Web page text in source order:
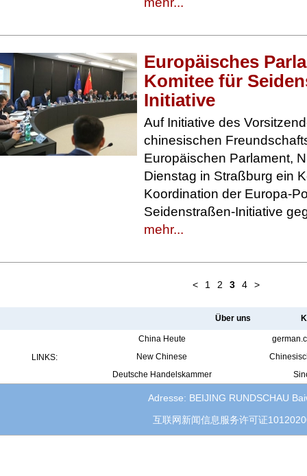
Europäisches
Komitee für
Initiative
Auf Initiative des
chinesischen
Europäischen Parlament,
Dienstag in Straßburg ein
Koordination der Europa-
Seidenstraßen-Initiative
mehr...
< 1 2 3 4 >
Über uns
LINKS:
China Heute
New Chinese
Deutsche Handelskammer
Adresse: BEIJING RUNDSCHAU
互联网新闻信息服务许可证